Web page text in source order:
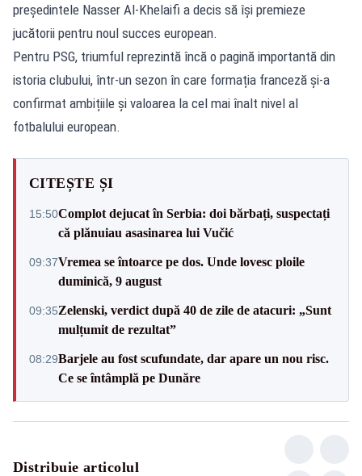
președintele Nasser Al-Khelaifi a decis să își premieze
jucătorii pentru noul succes european.
Pentru PSG, triumful reprezintă încă o pagină importantă din
istoria clubului, într-un sezon în care formația franceză și-a
confirmat ambițiile și valoarea la cel mai înalt nivel al
fotbalului european.
CITEȘTE ȘI
15:50Complot dejucat în Serbia: doi bărbați, suspectați
că plănuiau asasinarea lui Vučić
09:37Vremea se întoarce pe dos. Unde lovesc ploile
duminică, 9 august
09:35Zelenski, verdict după 40 de zile de atacuri: „Sunt
mulțumit de rezultat”
08:29Barjele au fost scufundate, dar apare un nou risc.
Ce se întâmplă pe Dunăre
Distribuie articolul